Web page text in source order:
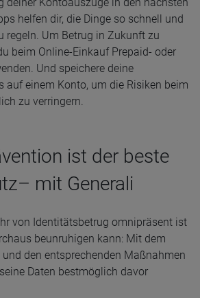
helfen dir, die Dinge so schnell und
regeln. Um Betrug in Zukunft zu
beim Online-Einkauf Prepaid- oder
Und speichere deine
auf einem Konto, um die Risiken beim
zu verringern.
ist der beste
mit Generali
von Identitätsbetrug omnipräsent ist
beunruhigen kann: Mit dem
den entsprechenden Maßnahmen
Daten bestmöglich davor